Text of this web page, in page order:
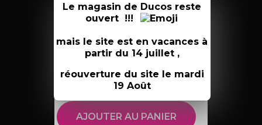
Le magasin de Ducos reste
ouvert !!!
mais le site est en vacances à
partir du 14 juillet ,
réouverture du site le mardi
19 Août
GLOSS LUMINEUX EFFET CHAUD...
29,90 €
AJOUTER AU PANIER